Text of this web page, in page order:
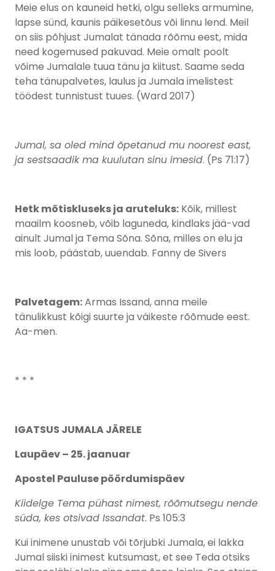
Meie elus on kauneid hetki, olgu selleks armumine,
lapse sünd, kaunis päikesetõus või linnu lend. Meil
on siis põhjust Jumalat tänada rõõmu eest, mida
need kogemused pakuvad. Meie omalt poolt
võime Jumalale tuua tänu ja kiitust. Saame seda
teha tänupalvetes, laulus ja Jumala imelistest
töödest tunnistust tuues. (Ward 2017)
Jumal, sa oled mind õpetanud mu noorest east,
ja sestsaadik ma kuulutan sinu imesid. (Ps 71:17)
Hetk mõtiskluseks ja aruteluks: Kõik, millest
maailm koosneb, võib laguneda, kindlaks jää-vad
ainult Jumal ja Tema Sõna. Sõna, milles on elu ja
mis loob, päästab, uuendab. Fanny de Sivers
Palvetagem:Armas Issand, anna meile
tänulikkust kõigi suurte ja väikeste rõõmude eest.
Aa-men.
* * *
IGATSUS JUMALA JÄRELE
Laupäev – 25. jaanuar
Apostel Pauluse pöördumispäev
Kiidelge Tema pühast nimest, rõõmutsegu nende
süda, kes otsivad Issandat. Ps 105:3
Kui inimene unustab või tõrjubki Jumala, ei lakka
Jumal siiski inimest kutsumast, et see Teda otsiks